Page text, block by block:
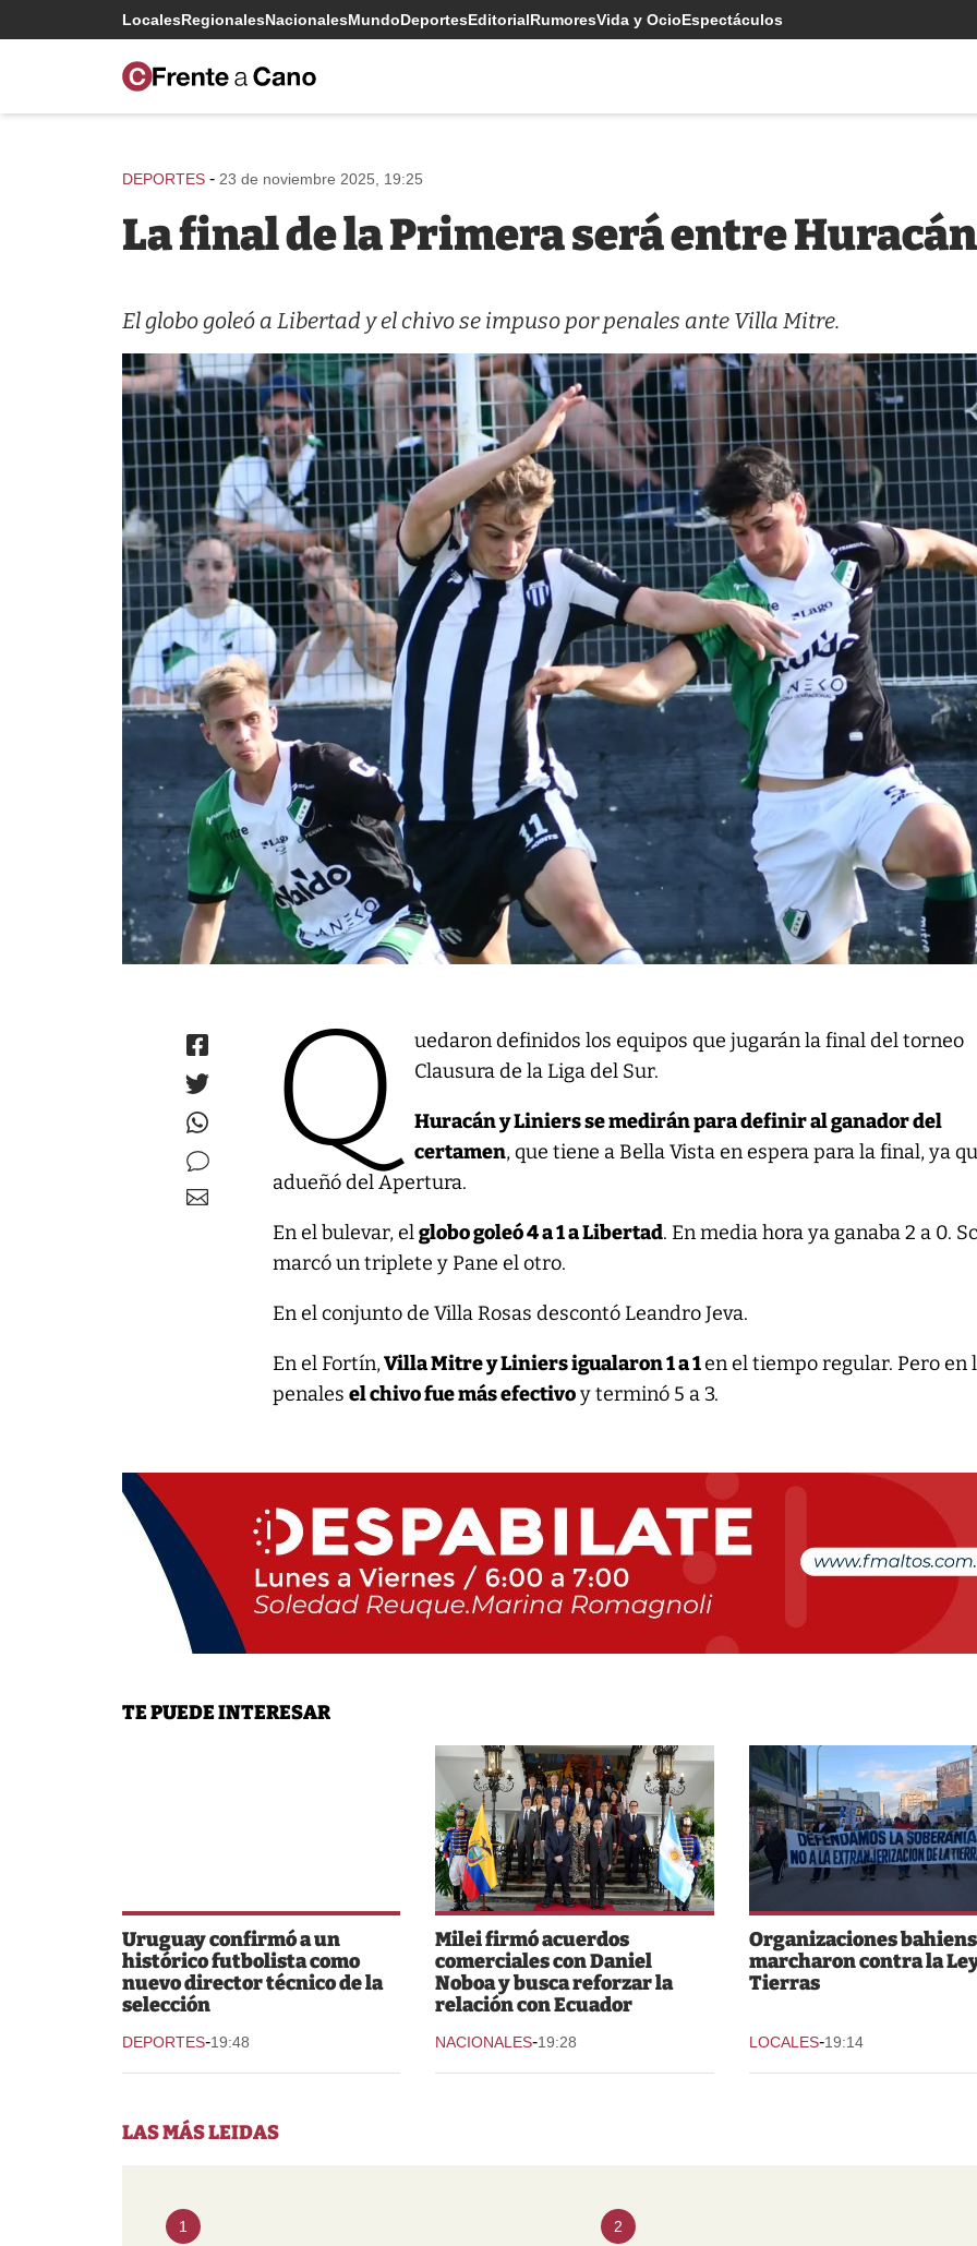
LocalesRegionalesNacionalesMundoDeportesEditorialRumoresVida y OcioEspectáculos
DEPORTES - 23 de noviembre 2025, 19:25
La final de la Primera será entre
El globo goleó a Libertad y el chivo se impuso por penales ante Villa Mitre.
Q
uedaron definidos los equipos que jugarán la final del torneo
Clausura de la Liga del Sur.
Huracán y Liniers se medirán para definir al ganador del
certamen, que tiene a Bella Vista en espera para la final, ya
adueñó del Apertura.
En el bulevar, elglobo goleó 4 a 1 a Libertad. En media hora ya ganaba 2 a 0.
marcó un triplete y Pane el otro.
En el conjunto de Villa Rosas descontó Leandro Jeva.
En el Fortín,Villa Mitre y Liniers igualaron 1 a 1en el tiempo regular. Pero en
penalesel chivo fue más efectivoy terminó 5 a 3.
TE PUEDE INTERESAR
Uruguay confirmó a un
histórico futbolista como
nuevo director técnico de la
selección
DEPORTES-19:48
Milei firmó acuerdos
comerciales con Daniel
Noboa y busca reforzar la
relación con Ecuador
NACIONALES-19:28
Organizaciones
marcharon contra la
Tierras
LOCALES-19:14
LAS MÁS LEIDAS
1 2